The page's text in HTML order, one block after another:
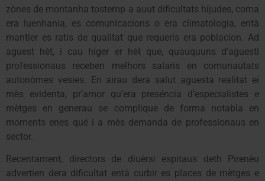
zònes de montanha tostemp a auut dificultats hijudes, coma
era luenhania, es comunicacions o era climatologia, entà
mantier es ratis de qualitat que requerís era poblacion. Ad
aguest hèt, i cau híger er hèt que, quauquuns d’aguesti
professionaus receben melhors salaris en comunautats
autonòmes vesies. En airau dera salut aguesta realitat ei
mès evidenta, pr’amor qu’era preséncia d’especialistes e
mètges en generau se complique de forma notabla en
moments enes qué i a mès demanda de professionaus en
sector.
Recentament, directors de diuèrsi espitaus deth Pirenèu
advertien dera dificultat entà curbir es places de mètges e